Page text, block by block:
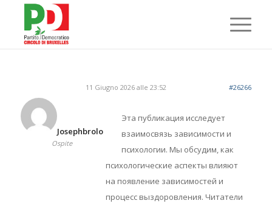
11 Giugno 2026 alle 23:52 #26266
Josephbrolo
Ospite
Эта публикация исследует
взаимосвязь зависимости и
психологии. Мы обсудим, как
психологические аспекты влияют
на появление зависимостей и
процесс выздоровления. Читатели